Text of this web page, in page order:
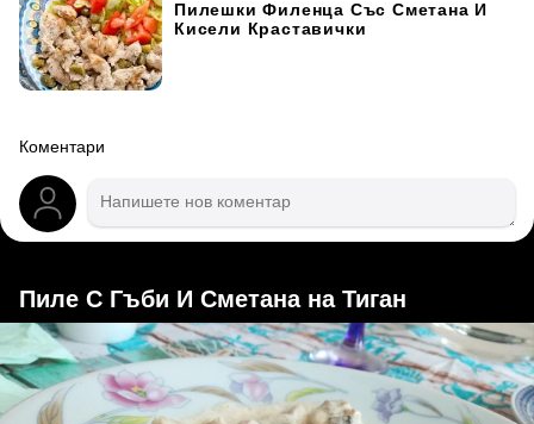
Пилешки Филенца Със Сметана И
Кисели Краставички
Коментари
Пиле С Гъби И Сметана на Тиган